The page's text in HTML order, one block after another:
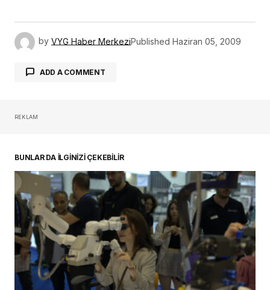
by VYG Haber MerkeziPublished Haziran 05, 2009
ADD A COMMENT
REKLAM
BUNLAR DA İLGİNİZİ ÇEKEBİLİR